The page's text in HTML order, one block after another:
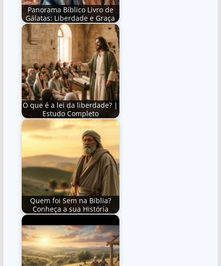
Panorama Bíblico Livro de
Gálatas: Liberdade e Graça
O que é a lei da liberdade? |
Estudo Completo
Quem foi Sem na Bíblia?
Conheça a sua História